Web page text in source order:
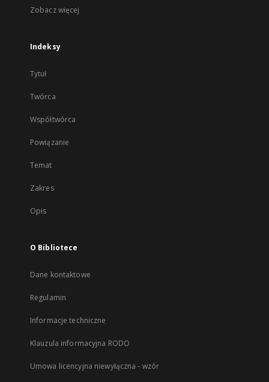
Zobacz więcej
Indeksy
Tytuł
Twórca
Współtwórca
Powiązanie
Temat
Zakres
Opis
O Bibliotece
Dane kontaktowe
Regulamin
Informacje techniczne
Klauzula informacyjna RODO
Umowa licencyjna niewyłączna - wzór